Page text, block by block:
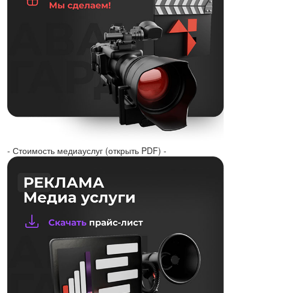
- Стоимость медиауслуг (открыть PDF) -